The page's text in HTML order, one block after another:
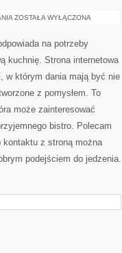
PRZEPISY
ZOSTAŁA WYŁĄCZONA
na potrzeby
kuchnię. Strona internetowa
w którym dania mają być nie
z pomysłem. To
może zainteresować
bistro. Polecam
kontaktu z stroną można
podejściem do jedzenia.